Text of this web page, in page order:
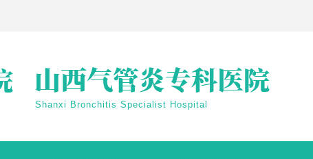
Shanxi Bronchitis Specialist Hospital